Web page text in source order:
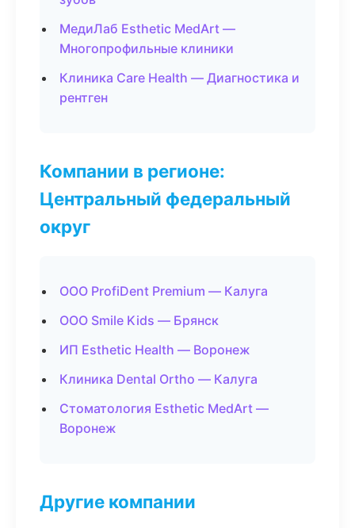
МедиЛаб Esthetic MedArt —
Многопрофильные клиники
Клиника Care Health — Диагностика и
рентген
Компании в регионе:
Центральный федеральный
округ
ООО ProfiDent Premium — Калуга
ООО Smile Kids — Брянск
ИП Esthetic Health — Воронеж
Клиника Dental Ortho — Калуга
Стоматология Esthetic MedArt —
Воронеж
Другие компании